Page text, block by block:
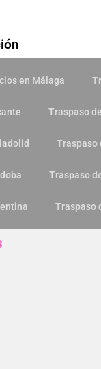
en Málaga
Traspaso
Traspaso
Traspaso
Traspaso